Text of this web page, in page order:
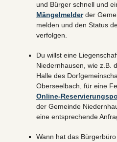
und Bürger schnell und
Mängelmelderder
melden und den Status
verfolgen.
Du willst eine
Niedernhausen, wie z.B.
Halle des
Oberseelbach, für eine
Online-
der Gemeinde
eine entsprechende
Wann hat das